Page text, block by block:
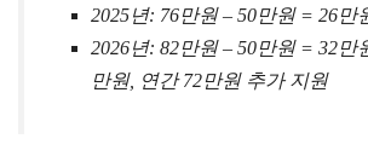
2025년: 76만원 – 50만원 = 26만
2026년: 82만원 – 50만원 = 32
만원, 연간 72만원 추가 지원